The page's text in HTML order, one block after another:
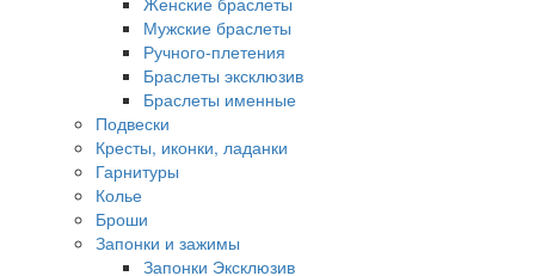
Мужские браслеты
Ручного-плетения
Браслеты эксклюзив
Браслеты именные
Подвески
Кресты, иконки, ладанки
Гарнитуры
Колье
Броши
Запонки и зажимы
Запонки Эксклюзив